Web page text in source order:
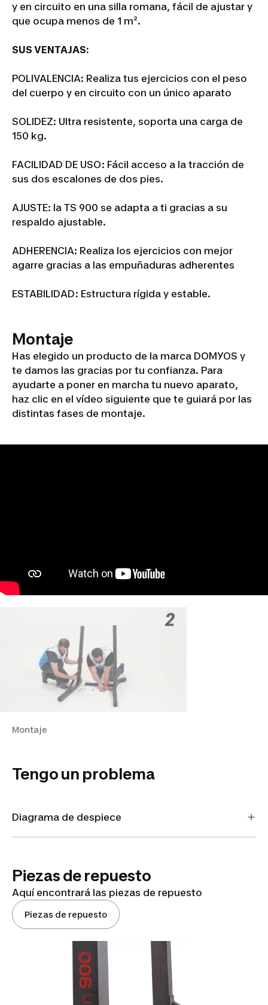
y en circuito en una silla romana, fácil de ajustar y
que ocupa menos de 1 m².
SUS VENTAJAS:
POLIVALENCIA: Realiza tus ejercicios con el peso
del cuerpo y en circuito con un único aparato
SOLIDEZ: Ultra resistente, soporta una carga de
150 kg.
FACILIDAD DE USO: Fácil acceso a la tracción de
sus dos escalones de dos pies.
AJUSTE: la TS 900 se adapta a ti gracias a su
respaldo ajustable.
ADHERENCIA: Realiza los ejercicios con mejor
agarre gracias a las empuñaduras adherentes
ESTABILIDAD: Estructura rígida y estable.
Montaje
Has elegido un producto de la marca DOMYOS y
te damos las gracias por tu confianza. Para
ayudarte a poner en marcha tu nuevo aparato,
haz clic en el vídeo siguiente que te guiará por las
distintas fases de montaje.
Montaje
Tengo un problema
Diagrama de despiece
Piezas de repuesto
Aquí encontrará las piezas de repuesto
Piezas de repuesto